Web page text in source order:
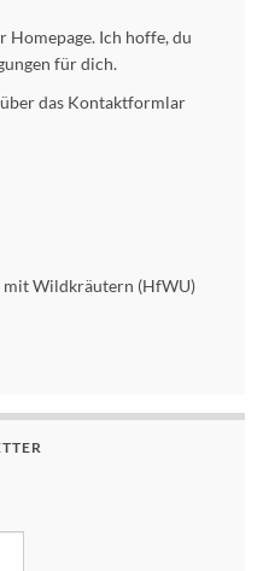
Ich hoffe, du
für dich.
das Kontaktformlar
mit Wildkräutern (HfWU)